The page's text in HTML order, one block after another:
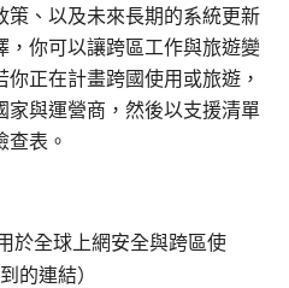
策、以及未來長期的系統更新
你可以讓跨區工作與旅遊變
正在計畫跨國使用或旅遊，
家與運營商，然後以支援清單
表。
於全球上網安全與跨區使
的連結）